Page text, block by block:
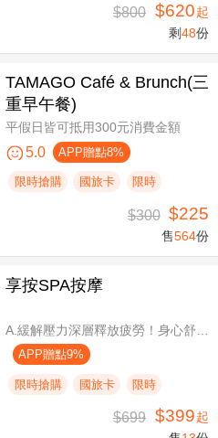
$800 $620起
剩48份
TAMAGO Café & Brunch(三
重早午餐)
平假日皆可抵用300元消費金額
5.0 APP贈點8%
限時搶購 國旅卡 限時
$300 $225
售564份
享按SPA按摩
APP贈點9%
限時搶購 國旅卡 限時
$699 $399起